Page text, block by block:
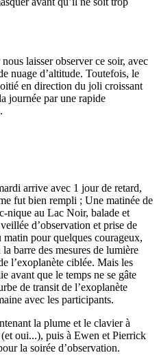
laisser observer ce soir, avec
nuage d’altitude. Toutefois, le
en direction du joli croissant
journée par une rapide
arrive avec 1 jour de retard,
fut bien rempli ; Une matinée de
nique au Lac Noir, balade et
d’observation et prise de
pour quelques courageux,
barre des mesures de lumière
l’exoplanète ciblée. Mais les
avant que le temps ne se gâte
de transit de l’exoplanète
avec les participants.
la plume et le clavier à
oui...), puis à Ewen et Pierrick
la soirée d’observation.